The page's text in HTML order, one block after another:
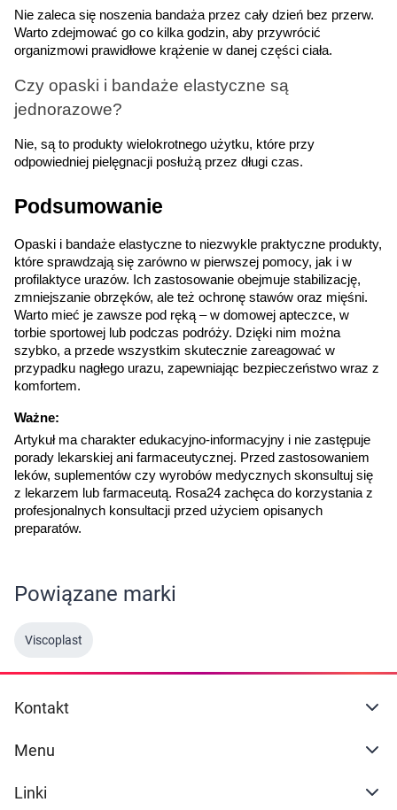
Nie zaleca się noszenia bandaża przez cały dzień bez przerw.
Warto zdejmować go co kilka godzin, aby przywrócić
organizmowi prawidłowe krążenie w danej części ciała.
Czy opaski i bandaże elastyczne są
jednorazowe?
Nie, są to produkty wielokrotnego użytku, które przy
odpowiedniej pielęgnacji posłużą przez długi czas.
Podsumowanie
Opaski i bandaże elastyczne to niezwykle praktyczne produkty,
które sprawdzają się zarówno w pierwszej pomocy, jak i w
profilaktyce urazów. Ich zastosowanie obejmuje stabilizację,
zmniejszanie obrzęków, ale też ochronę stawów oraz mięśni.
Warto mieć je zawsze pod ręką – w domowej apteczce, w
torbie sportowej lub podczas podróży. Dzięki nim można
szybko, a przede wszystkim skutecznie zareagować w
przypadku nagłego urazu, zapewniając bezpieczeństwo wraz z
komfortem.
Ważne:
Artykuł ma charakter edukacyjno-informacyjny i nie zastępuje
porady lekarskiej ani farmaceutycznej. Przed zastosowaniem
leków, suplementów czy wyrobów medycznych skonsultuj się
z lekarzem lub farmaceutą. Rosa24 zachęca do korzystania z
profesjonalnych konsultacji przed użyciem opisanych
preparatów.
Powiązane marki
Viscoplast
Kontakt
Menu
Linki